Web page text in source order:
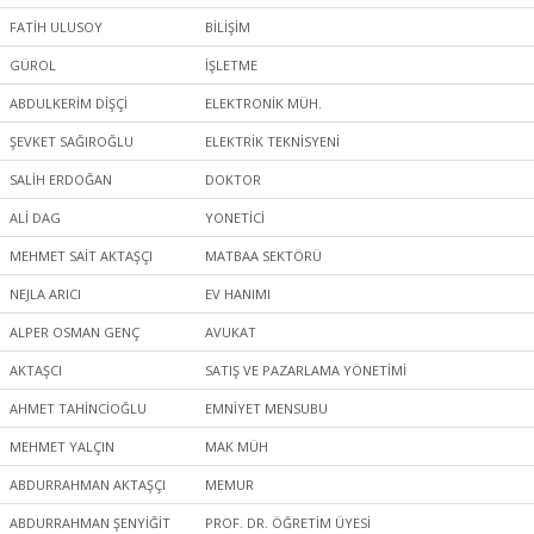
FATİH ULUSOY BİLİŞİM
GÜROL İŞLETME
ABDULKERİM DİŞÇİ ELEKTRONİK MÜH.
ŞEVKET SAĞIROĞLU ELEKTRİK TEKNİSYENİ
SALİH ERDOĞAN DOKTOR
ALİ DAG YONETİCİ
MEHMET SAİT AKTAŞÇI MATBAA SEKTÖRÜ
NEJLA ARICI EV HANIMI
ALPER OSMAN GENÇ AVUKAT
AKTAŞCI SATIŞ VE PAZARLAMA YÖNETİMİ
AHMET TAHİNCİOĞLU EMNİYET MENSUBU
MEHMET YALÇIN MAK MÜH
ABDURRAHMAN AKTAŞÇI MEMUR
ABDURRAHMAN ŞENYİĞİT PROF. DR. ÖĞRETİM ÜYESİ